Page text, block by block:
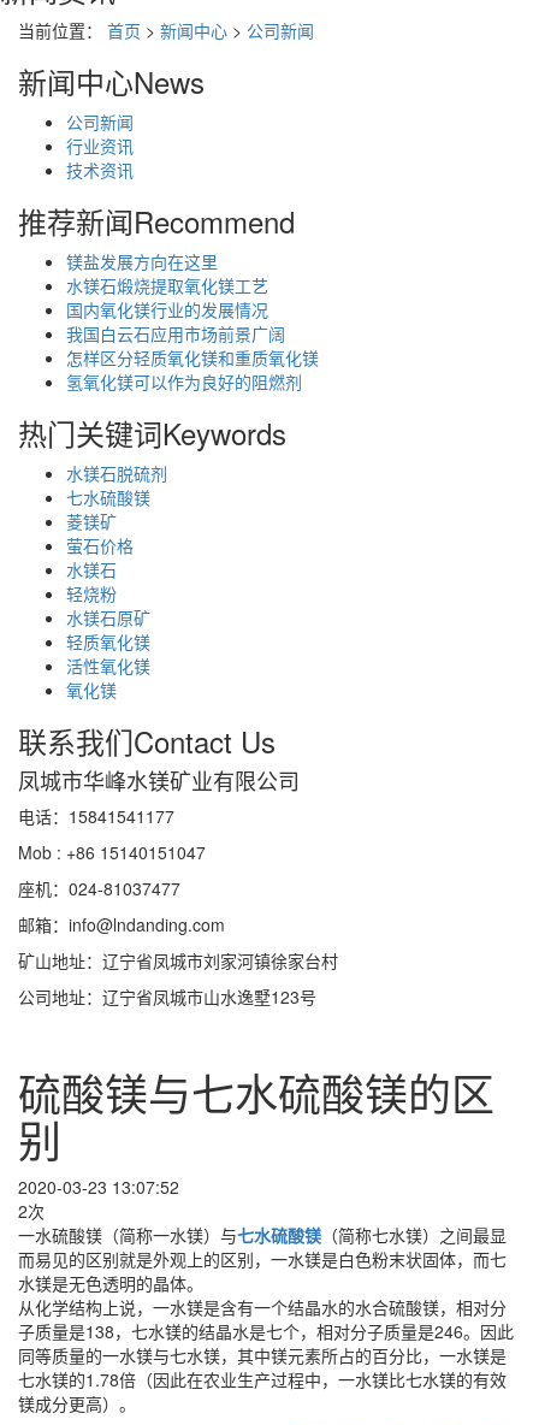
当前位置： 首页 > 新闻中心 > 公司新闻
新闻中心News
公司新闻
行业资讯
技术资讯
推荐新闻Recommend
镁盐发展方向在这里
水镁石煅烧提取氧化镁工艺
国内氧化镁行业的发展情况
我国白云石应用市场前景广阔
怎样区分轻质氧化镁和重质氧化镁
氢氧化镁可以作为良好的阻燃剂
热门关键词Keywords
水镁石脱硫剂
七水硫酸镁
菱镁矿
萤石价格
水镁石
轻烧粉
水镁石原矿
轻质氧化镁
活性氧化镁
氧化镁
联系我们Contact Us
凤城市华峰水镁矿业有限公司
电话：15841541177
Mob : +86 15140151047
座机：024-81037477
邮箱：info@lndanding.com
矿山地址：辽宁省凤城市刘家河镇徐家台村
公司地址：辽宁省凤城市山水逸墅123号
硫酸镁与七水硫酸镁的区
别
2020-03-23 13:07:52
2次
一水硫酸镁（简称一水镁）与七水硫酸镁 （简称七水镁）之间最显
而易见的区别就是外观上的区别，一水镁是白色粉末状固体，而七
水镁是无色透明的晶体。
从化学结构上说，一水镁是含有一个结晶水的水合硫酸镁，相对分
子质量是138，七水镁的结晶水是七个，相对分子质量是246。因此
同等质量的一水镁与七水镁，其中镁元素所占的百分比，一水镁是
七水镁的1.78倍（因此在农业生产过程中，一水镁比七水镁的有效
镁成分更高）。